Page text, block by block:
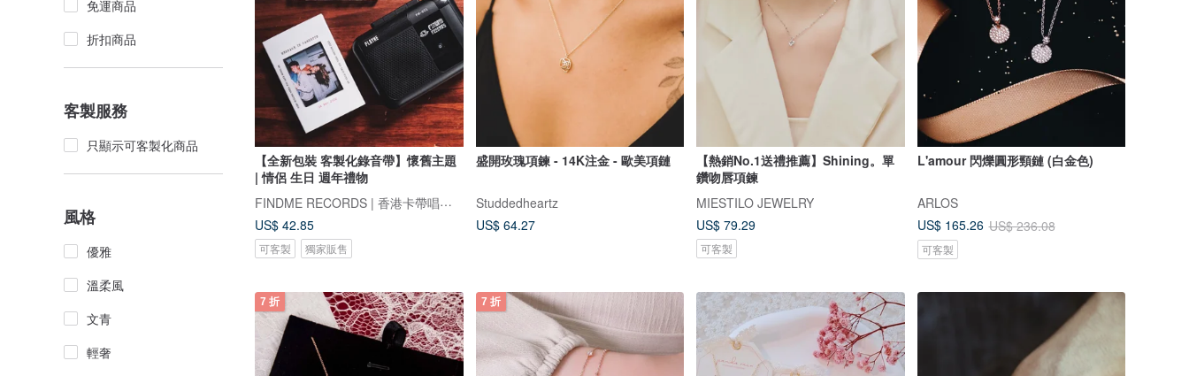
免運商品
折扣商品
客製服務
只顯示可客製化商品
風格
優雅
溫柔風
文青
輕奢
【全新包裝 客製化錄音帶】懷舊主題
| 情侶 生日 週年禮物
FINDME RECORDS | 香港卡帶唱片生活店
US$ 42.85
可客製 獨家販售
盛開玫瑰項鍊 - 14K注金 - 歐美項鏈
Studdedheartz
US$ 64.27
【熱銷No.1送禮推薦】Shining。單
鑽吻唇項鍊
MIESTILO JEWELRY
US$ 79.29
可客製
L'amour 閃爍圓形頸鏈 (白金色)
ARLOS
US$ 165.26 US$ 236.08
可客製
7 折 7 折